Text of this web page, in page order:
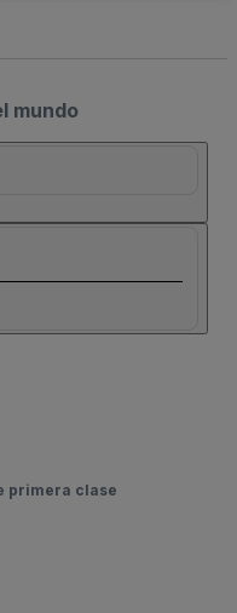
mundo
primera clase